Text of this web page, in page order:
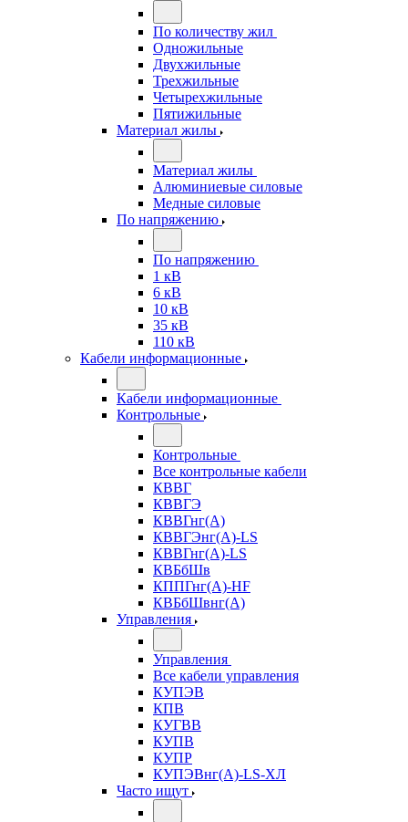
По количеству жил
Одножильные
Двухжильные
Трехжильные
Четырехжильные
Пятижильные
Материал жилы
Материал жилы
Алюминиевые силовые
Медные силовые
По напряжению
По напряжению
1 кВ
6 кВ
10 кВ
35 кВ
110 кВ
Кабели информационные
Кабели информационные
Контрольные
Контрольные
Все контрольные кабели
КВВГ
КВВГЭ
КВВГнг(А)
КВВГЭнг(А)-LS
КВВГнг(А)-LS
КВБбШв
КППГнг(А)-HF
КВБбШвнг(А)
Управления
Управления
Все кабели управления
КУПЭВ
КПВ
КУГВВ
КУПВ
КУПР
КУПЭВнг(А)-LS-ХЛ
Часто ищут